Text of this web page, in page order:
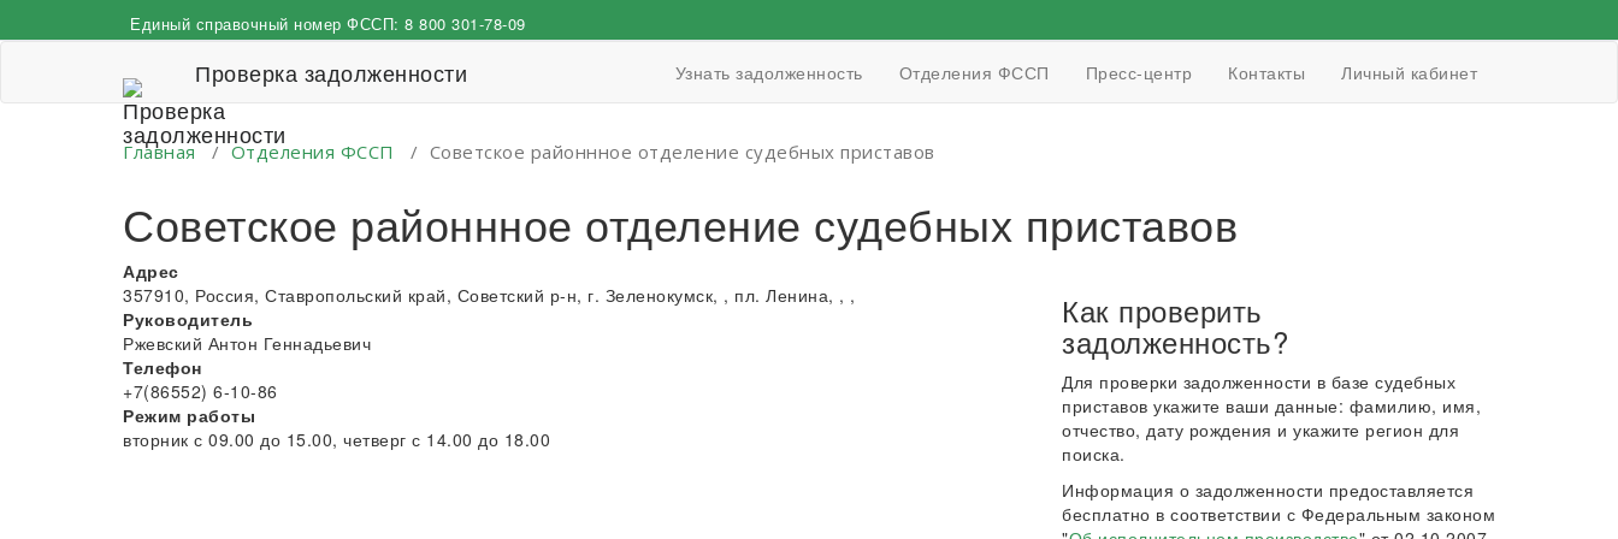
к
Единый справочный номер ФССП: 8 800 301-78-09
Проверка задолженности Узнать задолженность Отделения ФССП Пресс-центр Контакты Личный кабинет
Главная / Отделения ФССП / Советское районнное отделение судебных приставов
Советское районнное отделение судебных приставов
Адрес
357910, Россия, Ставропольский край, Советский р-н, г. Зеленокумск, , пл. Ленина, , ,
Руководитель
Ржевский Антон Геннадьевич
Телефон
+7(86552) 6-10-86
Режим работы
вторник с 09.00 до 15.00, четверг с 14.00 до 18.00
Как проверить
задолженность?
Для проверки задолженности в базе судебных
приставов укажите ваши данные: фамилию, имя,
отчество, дату рождения и укажите регион для
поиска.
Информация о задолженности предоставляется
бесплатно в соответствии с Федеральным законом